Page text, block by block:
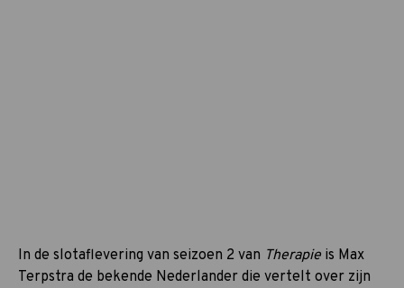
In de slotaflevering van seizoen 2 van Therapie is Max
Terpstra de bekende Nederlander die vertelt over zijn